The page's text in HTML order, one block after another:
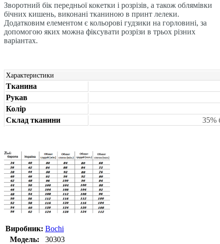
Зворотний бік передньої кокетки і розрізів, а також облямівки
бічних кишень, виконані тканиною в принт лелеки.
Додатковим елементом є кольорові гудзики на горловині, за
допомогою яких можна фіксувати розрізи в трьох різних
варіантах.
Характеристики
Тканина
Рукав
Колір
Склад тканини
35%
Виробник: Bochi
Модель:
30303